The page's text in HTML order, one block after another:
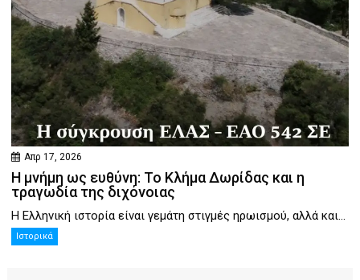
Απρ 17, 2026
Η μνήμη ως ευθύνη: Το Κλήμα Δωρίδας και η
τραγωδία της διχόνοιας
Η Ελληνική ιστορία είναι γεμάτη στιγμές ηρωισμού, αλλά και...
Ιστορικά